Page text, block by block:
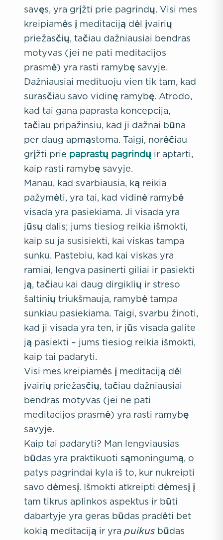
savęs, yra grįžti prie pagrindų. Visi mes
kreipiamės į meditaciją dėl įvairių
priežasčių, tačiau dažniausiai bendras
motyvas (jei ne pati meditacijos
prasmė) yra rasti ramybę savyje.
Dažniausiai medituoju vien tik tam, kad
surasčiau savo vidinę ramybę. Atrodo,
kad tai gana paprasta koncepcija,
tačiau pripažinsiu, kad ji dažnai būna
per daug apmąstoma. Taigi, norėčiau
grįžti prie paprastų pagrindų ir aptarti,
kaip rasti ramybę savyje.
Manau, kad svarbiausia, ką reikia
pažymėti, yra tai, kad vidinė ramybė
visada yra pasiekiama. Ji visada yra
jūsų dalis; jums tiesiog reikia išmokti,
kaip su ja susisiekti, kai viskas tampa
sunku. Pastebiu, kad kai viskas yra
ramiai, lengva pasinerti giliai ir pasiekti
ją, tačiau kai daug dirgiklių ir streso
šaltinių triukšmauja, ramybė tampa
sunkiau pasiekiama. Taigi, svarbu žinoti,
kad ji visada yra ten, ir jūs visada galite
ją pasiekti – jums tiesiog reikia išmokti,
kaip tai padaryti.
Visi mes kreipiamės į meditaciją dėl
įvairių priežasčių, tačiau dažniausiai
bendras motyvas (jei ne pati
meditacijos prasmė) yra rasti ramybę
savyje.
Kaip tai padaryti? Man lengviausias
būdas yra praktikuoti sąmoningumą, o
patys pagrindai kyla iš to, kur nukreipti
savo dėmesį. Išmokti atkreipti dėmesį į
tam tikrus aplinkos aspektus ir būti
dabartyje yra geras būdas pradėti bet
kokią meditaciją ir yra puikus būdas